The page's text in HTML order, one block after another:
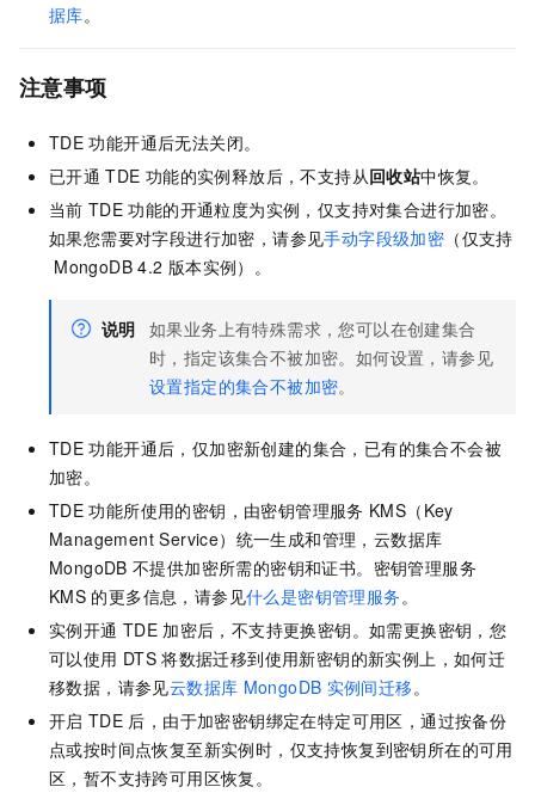
据库。
注意事项
TDE 功能开通后无法关闭。
已开通 TDE 功能的实例释放后，不支持从回收站中恢复。
当前 TDE 功能的开通粒度为实例，仅支持对集合进行加密。
如果您需要对字段进行加密，请参见手动字段级加密 （仅支持
MongoDB 4.2 版本实例）。
说明 如果业务上有特殊需求，您可以在创建集合
时，指定该集合不被加密。如何设置，请参见
设置指定的集合不被加密。
TDE 功能开通后，仅加密新创建的集合，已有的集合不会被
加密。
TDE 功能所使用的密钥，由密钥管理服务 KMS（Key
Management Service）统一生成和管理，云数据库
MongoDB 不提供加密所需的密钥和证书。密钥管理服务
KMS 的更多信息，请参见什么是密钥管理服务。
实例开通 TDE 加密后，不支持更换密钥。如需更换密钥，您
可以使用 DTS 将数据迁移到使用新密钥的新实例上，如何迁
移数据，请参见云数据库 MongoDB 实例间迁移。
开启 TDE 后，由于加密密钥绑定在特定可用区，通过按备份
点或按时间点恢复至新实例时，仅支持恢复到密钥所在的可用
区，暂不支持跨可用区恢复。